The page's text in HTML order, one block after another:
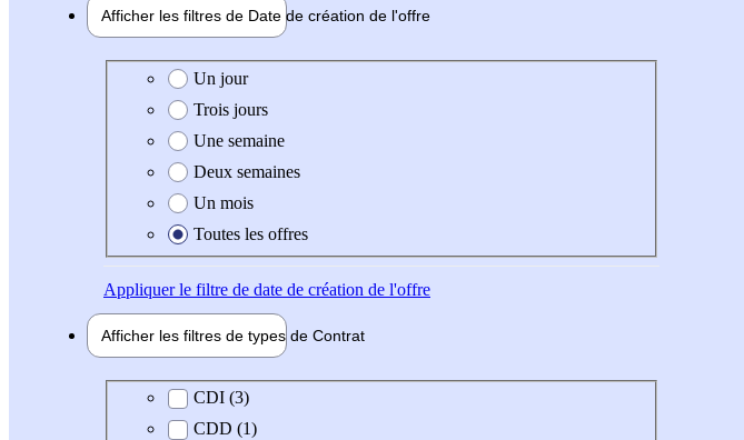
Afficher les filtres de Date de création de l'offre
Date de création de l'offre
Un jour
Trois jours
Une semaine
Deux semaines
Un mois
Toutes les offres
Appliquerle filtre de date de création de l'offre
Afficher les filtres de types de Contrat
Type de contrat
CDI (3)
CDD (1)